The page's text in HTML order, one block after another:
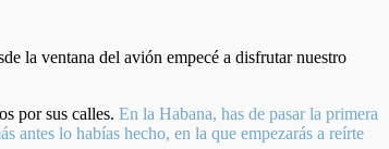
la ventana del avión empecé a disfrutar nuestro
por sus calles. En la Habana, has de pasar la primera
antes lo habías hecho, en la que empezarás a reírte